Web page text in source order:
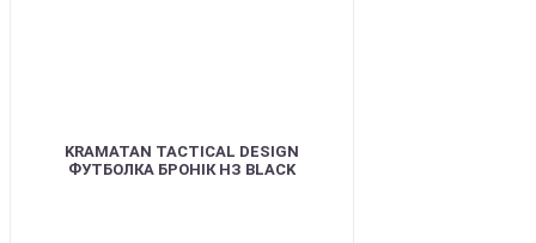
KRAMATAN TACTICAL DESIGN
ФУТБОЛКА БРОНІК НЗ BLACK